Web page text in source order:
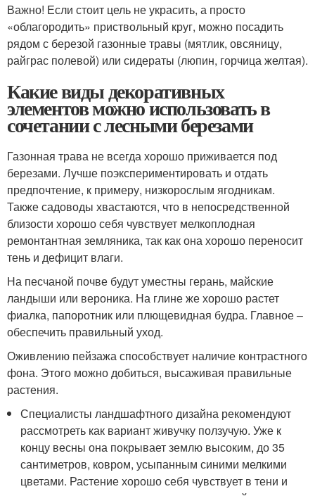
Важно! Если стоит цель не украсить, а просто
«облагородить» приствольный круг, можно посадить
рядом с березой газонные травы (мятлик, овсяницу,
райграс полевой) или сидераты (люпин, горчица желтая).
Какие виды декоративных
элементов можно использовать в
сочетании с лесными березами
Газонная трава не всегда хорошо приживается под
березами. Лучше поэкспериментировать и отдать
предпочтение, к примеру, низкорослым ягодникам.
Также садоводы хвастаются, что в непосредственной
близости хорошо себя чувствует мелкоплодная
ремонтантная земляника, так как она хорошо переносит
тень и дефицит влаги.
На песчаной почве будут уместны герань, майские
ландыши или вероника. На глине же хорошо растет
фиалка, папоротник или плющевидная будра. Главное –
обеспечить правильный уход.
Оживлению пейзажа способствует наличие контрастного
фона. Этого можно добиться, высаживая правильные
растения.
Специалисты ландшафтного дизайна рекомендуют
рассмотреть как вариант живучку ползучую. Уже к
концу весны она покрывает землю высоким, до 35
сантиметров, ковром, усыпанным синими мелкими
цветами. Растение хорошо себя чувствует в тени и